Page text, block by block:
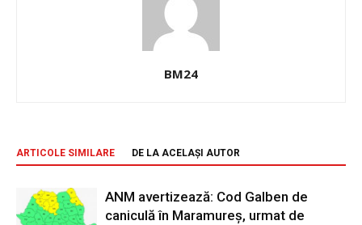
BM24
ARTICOLE SIMILARE DE LA ACELAȘI AUTOR
ANM avertizează: Cod Galben de
caniculă în Maramureș, urmat de